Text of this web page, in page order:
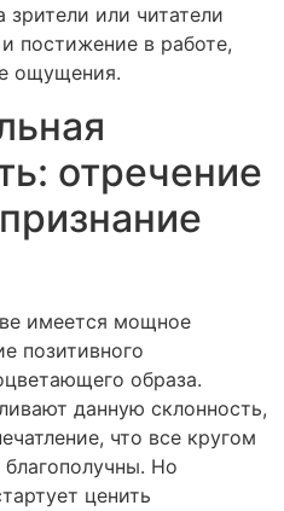
или читатели
постижение в работе,
ощущения.
отречение
имеется мощное
позитивного
образа.
данную склонность,
что все кругом
Но
ценить